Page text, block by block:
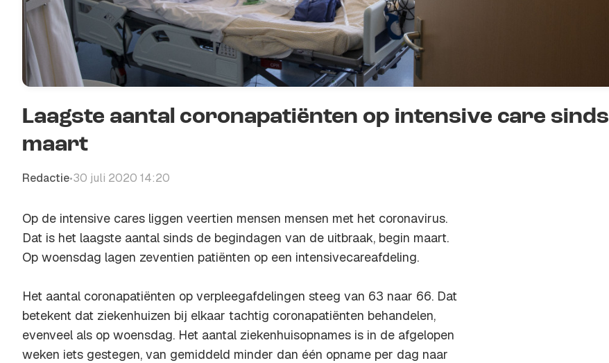
Laagste aantal coronapatiënten op intensive care sinds
maart
Redactie•30 juli 2020 14:20
Op de intensive cares liggen veertien mensen mensen met het coronavirus.
Dat is het laagste aantal sinds de begindagen van de uitbraak, begin maart.
Op woensdag lagen zeventien patiënten op een intensivecareafdeling.
Het aantal coronapatiënten op verpleegafdelingen steeg van 63 naar 66. Dat
betekent dat ziekenhuizen bij elkaar tachtig coronapatiënten behandelen,
evenveel als op woensdag. Het aantal ziekenhuisopnames is in de afgelopen
weken iets gestegen, van gemiddeld minder dan één opname per dag naar